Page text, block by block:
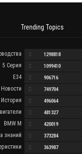
Trending Topics
1298818
5 Серия 1099410
E34 906716
Новости 749704
История 496064
481327
BMW M 420019
знаний 373284
363987